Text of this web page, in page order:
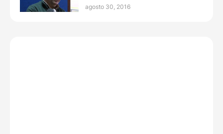
agosto 30, 2016